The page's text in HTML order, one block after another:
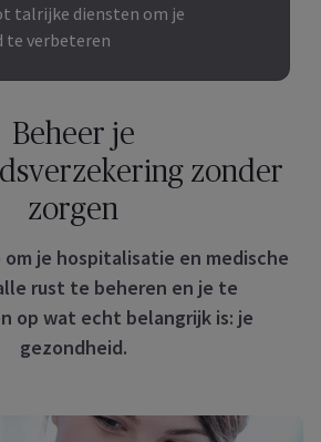
talrijke diensten om je
te verbeteren
Beheer je
zonder
zorgen
je hospitalisatie en medische
rust te beheren en je te
op wat echt belangrijk is: je
gezondheid.